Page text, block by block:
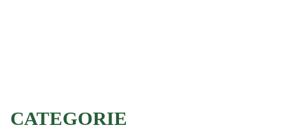
CATEGORIE